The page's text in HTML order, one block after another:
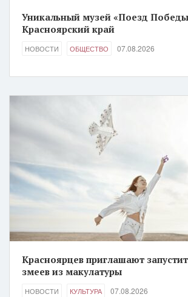
Уникальный музей «Поезд
Красноярский край
НОВОСТИ ОБЩЕСТВО 07.08.2026
Красноярцев приглашают
змеев из макулатуры
НОВОСТИ КУЛЬТУРА 07.08.2026